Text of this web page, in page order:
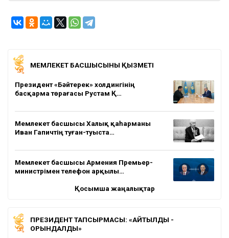
МЕМЛЕКЕТ БАСШЫСЫНЫҢ ҚЫЗМЕТІ
Президент «Бәйтерек» холдингінің
басқарма төрағасы Рустам Қ…
Мемлекет басшысы Халық қаһарманы
Иван Гапичтің туған-туыста…
Мемлекет басшысы Армения Премьер-
министрімен телефон арқылы…
Қосымша жаңалықтар
ПРЕЗИДЕНТ ТАПСЫРМАСЫ: «АЙТЫЛДЫ -
ОРЫНДАЛДЫ»